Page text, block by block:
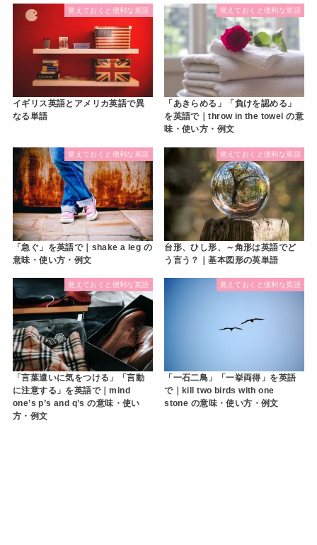
覚えておくと便利な英語
イギリス英語とアメリカ英語で異
なる単語
覚えておくと便利な英語
「あきらめる」「負けを認める」
を英語で｜throw in the towel の意
味・使い方・例文
覚えておくと便利な英語
「急ぐ」を英語で｜shake a leg の
意味・使い方・例文
覚えておくと便利な英語
台形、ひし形、～角形は英語でど
う言う？｜基本図形の英単語
覚えておくと便利な英語
「言葉遣いに気をつける」「言動
に注意する」を英語で｜mind
one’s p’s and q’s の意味・使い
方・例文
覚えておくと便利な英語
「一石二鳥」「一挙両得」を英語
で｜kill two birds with one
stone の意味・使い方・例文